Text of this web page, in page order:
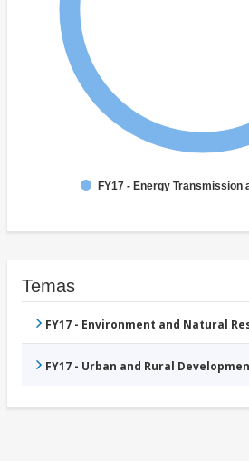
FY17 - Energy Transmission
Temas
FY17 - Environment and Natural
FY17 - Urban and Rural